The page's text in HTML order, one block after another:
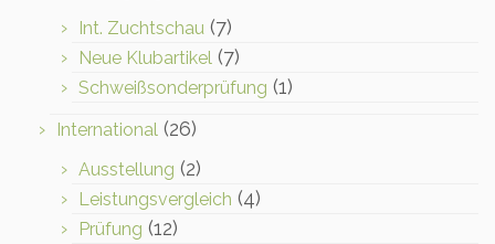
Int. Zuchtschau (7)
Neue Klubartikel (7)
Schweißsonderprüfung (1)
International (26)
Ausstellung (2)
Leistungsvergleich (4)
Prüfung (12)